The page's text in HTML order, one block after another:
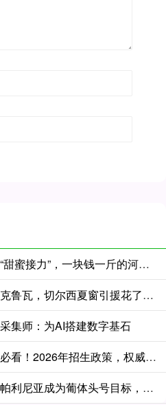
配资炒股网站就 跨越千里的“甜蜜接力”，一块钱一斤的河南西瓜热销南沙
线上配资之家 阔绰！算上拉克鲁瓦，切尔西夏窗引援花了超3亿！新赛季不踢欧战
集师：为AI搭建数字基石
炒股配资官方平台 报考军校必看！2026年招生政策，权威解读→
全民配资股票平台 纪录报：帕利尼亚成为葡体头号目标，希望在新赛季开始前敲定交易